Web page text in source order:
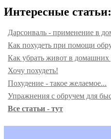
Интересные статьи:
Дарсонваль - применение в
Как похудеть при помощи
Как убрать живот в домашних
Хочу похудеть!
Похудение - такое желаемое...
Упражнения с обручем для
Все статьи - тут